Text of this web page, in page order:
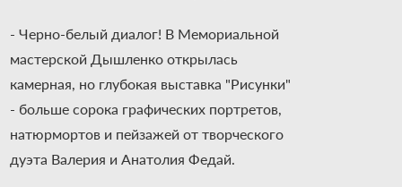
- Черно-белый диалог! В Мемориальной
мастерской Дышленко открылась
камерная, но глубокая выставка "Рисунки"
- больше сорока графических портретов,
натюрмортов и пейзажей от творческого
дуэта Валерия и Анатолия Федай.